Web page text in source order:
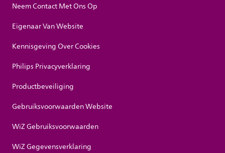
Neem Contact Met Ons Op
Eigenaar Van Website
Kennisgeving Over Cookies
Philips Privacyverklaring
Productbeveiliging
Gebruiksvoorwaarden Website
WiZ Gebruiksvoorwaarden
WiZ Gegevensverklaring